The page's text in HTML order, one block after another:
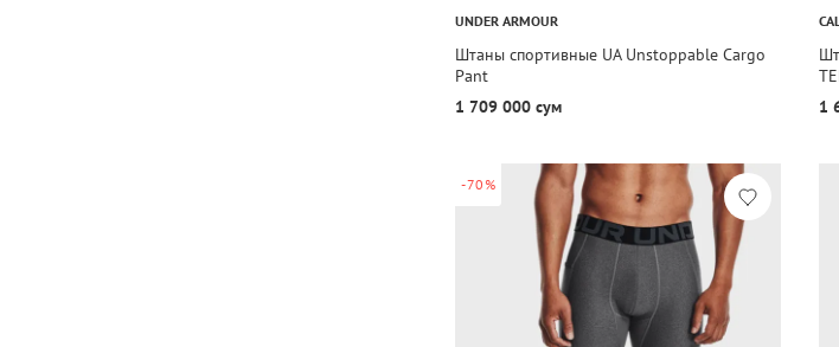
UNDER ARMOUR
Штаны спортивные UA Unstoppable Cargo
Pant
1 709 000 сум
1
-70%